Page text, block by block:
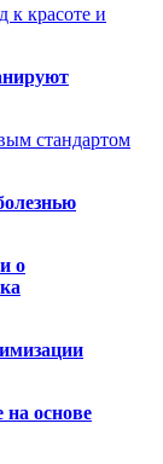
к красоте и
стандартом
о
основе